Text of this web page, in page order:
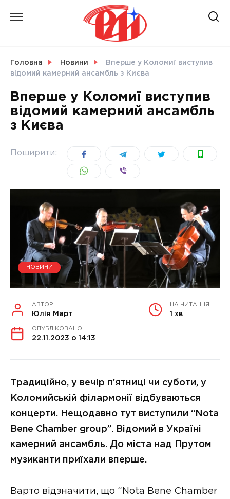
Головна Новини
Вперше у Коломиї виступив
відомий камерний ансамбль з Києва
Вперше у Коломиї виступив
відомий камерний ансамбль
з Києва
Поширити:
НОВИНИ
АВТОР
Юлія Март
НА ЧИТАННЯ
1 хв
ОПУБЛІКОВАНО
22.11.2023 о 14:13
Традиційно, у вечір п’ятниці чи суботи, у
Коломийській філармонії відбуваються
концерти. Нещодавно тут виступили “Nota
Bene Chamber group”. Відомий в Україні
камерний ансамбль. До міста над Прутом
музиканти приїхали вперше.
Варто відзначити, що “Nota Bene Chamber